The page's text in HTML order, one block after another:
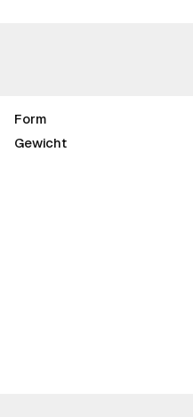
Form
Gewicht